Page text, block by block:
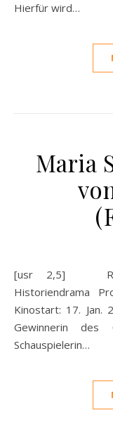
Hierfür wird…
Maria
[usr 2,5] Regisseur/in: Josie Rourke Genre:
Historiendrama
Kinostart: 17.
Gewinnerin
Schauspielerin…